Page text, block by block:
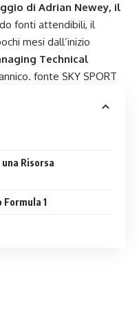
di Adrian Newey, il
fonti attendibili, il
mesi dall’inizio
Technical
fonte SKY SPORT
Risorsa
Formula 1